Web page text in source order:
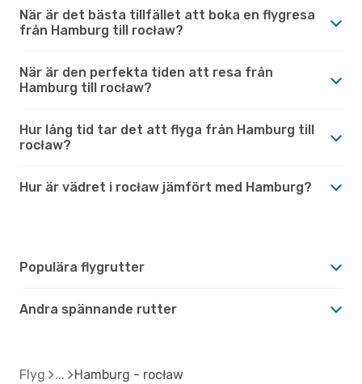
När är det bästa tillfället att boka en flygresa
från Hamburg till rocław?
När är den perfekta tiden att resa från
Hamburg till rocław?
Hur lång tid tar det att flyga från Hamburg till
rocław?
Hur är vädret i rocław jämfört med Hamburg?
Populära flygrutter
Andra spännande rutter
Flyg Hamburg - rocław